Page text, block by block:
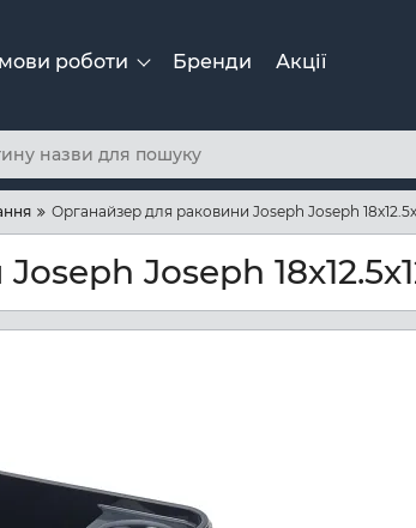
роботи Бренди Акції
Органайзер для раковини Joseph Joseph
Joseph